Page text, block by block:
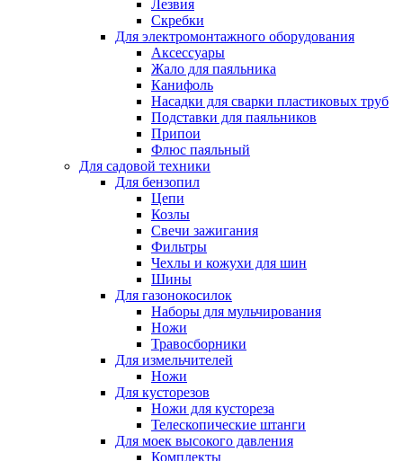
Лезвия
Скребки
Для электромонтажного оборудования
Аксессуары
Жало для паяльника
Канифоль
Насадки для сварки пластиковых труб
Подставки для паяльников
Припои
Флюс паяльный
Для садовой техники
Для бензопил
Цепи
Козлы
Свечи зажигания
Фильтры
Чехлы и кожухи для шин
Шины
Для газонокосилок
Наборы для мульчирования
Ножи
Травосборники
Для измельчителей
Ножи
Для кусторезов
Ножи для кустореза
Телескопические штанги
Для моек высокого давления
Комплекты